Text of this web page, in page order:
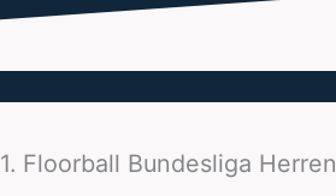
1. Floorball Bundesliga Herren